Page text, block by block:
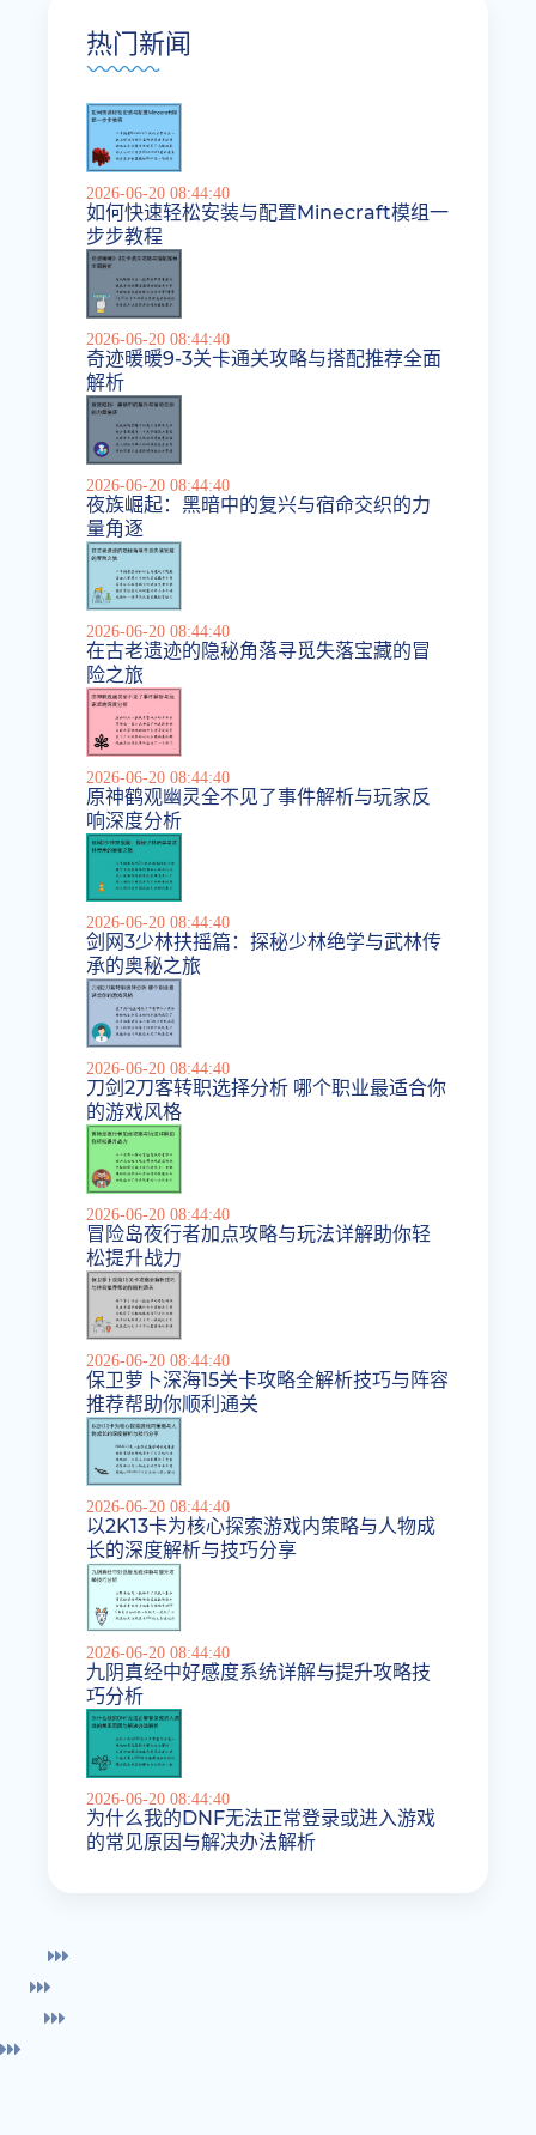
热门新闻
2026-06-20 08:44:40
如何快速轻松安装与配置Minecraft模组一
步步教程
2026-06-20 08:44:40
奇迹暖暖9-3关卡通关攻略与搭配推荐全面
解析
2026-06-20 08:44:40
夜族崛起：黑暗中的复兴与宿命交织的力
量角逐
2026-06-20 08:44:40
在古老遗迹的隐秘角落寻觅失落宝藏的冒
险之旅
2026-06-20 08:44:40
原神鹤观幽灵全不见了事件解析与玩家反
响深度分析
2026-06-20 08:44:40
剑网3少林扶摇篇：探秘少林绝学与武林传
承的奥秘之旅
2026-06-20 08:44:40
刀剑2刀客转职选择分析 哪个职业最适合你
的游戏风格
2026-06-20 08:44:40
冒险岛夜行者加点攻略与玩法详解助你轻
松提升战力
2026-06-20 08:44:40
保卫萝卜深海15关卡攻略全解析技巧与阵容
推荐帮助你顺利通关
2026-06-20 08:44:40
以2K13卡为核心探索游戏内策略与人物成
长的深度解析与技巧分享
2026-06-20 08:44:40
九阴真经中好感度系统详解与提升攻略技
巧分析
2026-06-20 08:44:40
为什么我的DNF无法正常登录或进入游戏
的常见原因与解决办法解析